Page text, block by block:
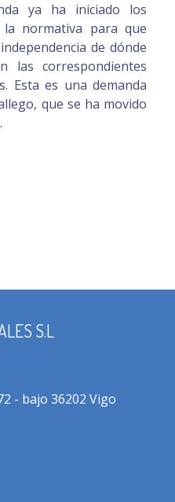
ya ha iniciado los
normativa para que
de dónde
las correspondientes
Esta es una demanda
que se ha movido
S.L
- bajo 36202 Vigo